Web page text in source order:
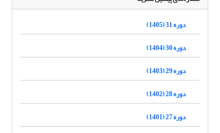
دوره 31 (1405)
دوره 30 (1404)
دوره 29 (1403)
دوره 28 (1402)
دوره 27 (1401)